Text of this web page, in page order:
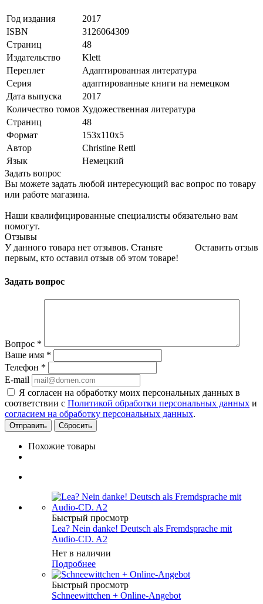
Год издания
2017
ISBN
3126064309
Страниц
48
Издательство
Klett
Переплет
Адаптированная литература
Серия
адаптированные книги на немецком
Дата выпуска
2017
Количество томов Художественная литература
Страниц
48
Формат
153x110x5
Автор
Christine Rettl
Язык
Немецкий
Задать вопрос
Вы можете задать любой интересующий вас вопрос по товару
или работе магазина.
Наши квалифицированные специалисты обязательно вам
помогут.
Отзывы
Оставить отзыв
У данного товара нет отзывов. Станьте
первым, кто оставил отзыв об этом товаре!
Задать вопрос
Вопрос *
Ваше имя *
Телефон *
E-mail
Я согласен на обработку моих персональных данных в
соответствии с Политикой обработки персональных данных и
согласием на обработку персональных данных.
Сбросить
Похожие товары
Быстрый просмотр
Lea? Nein danke! Deutsch als Fremdsprache mit
Audio-CD. A2
Нет в наличии
Подробнее
Быстрый просмотр
Schneewittchen + Online-Angebot